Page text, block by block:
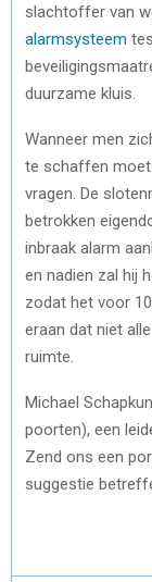
slachtoffer van
alarmsysteem
duurzame kluis.
Wanneer men
te schaffen moet
vragen. De
betrokken
inbraak alarm
en nadien zal hij
zodat het voor
eraan dat niet
ruimte.
Michael
poorten), een
Zend ons een
suggestie